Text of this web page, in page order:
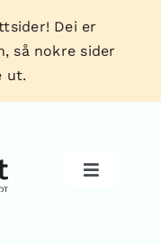
Dei er
så nokre sider
ut.
Toggle